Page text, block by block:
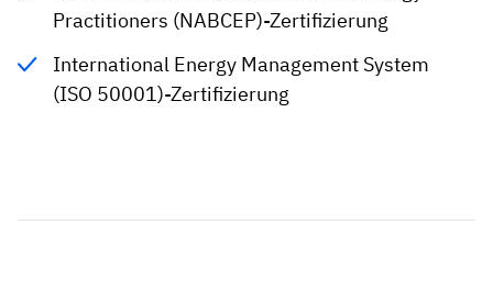
Practitioners (NABCEP)-Zertifizierung
International Energy Management System
(ISO 50001)-Zertifizierung